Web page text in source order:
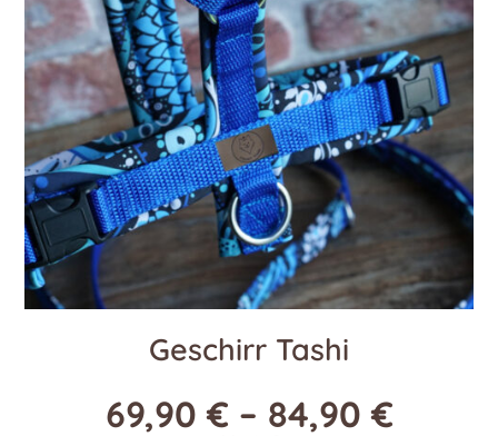
können
auf
der
Produktseite
gewählt
werden
Geschirr Tashi
69,90€ – 84,90€